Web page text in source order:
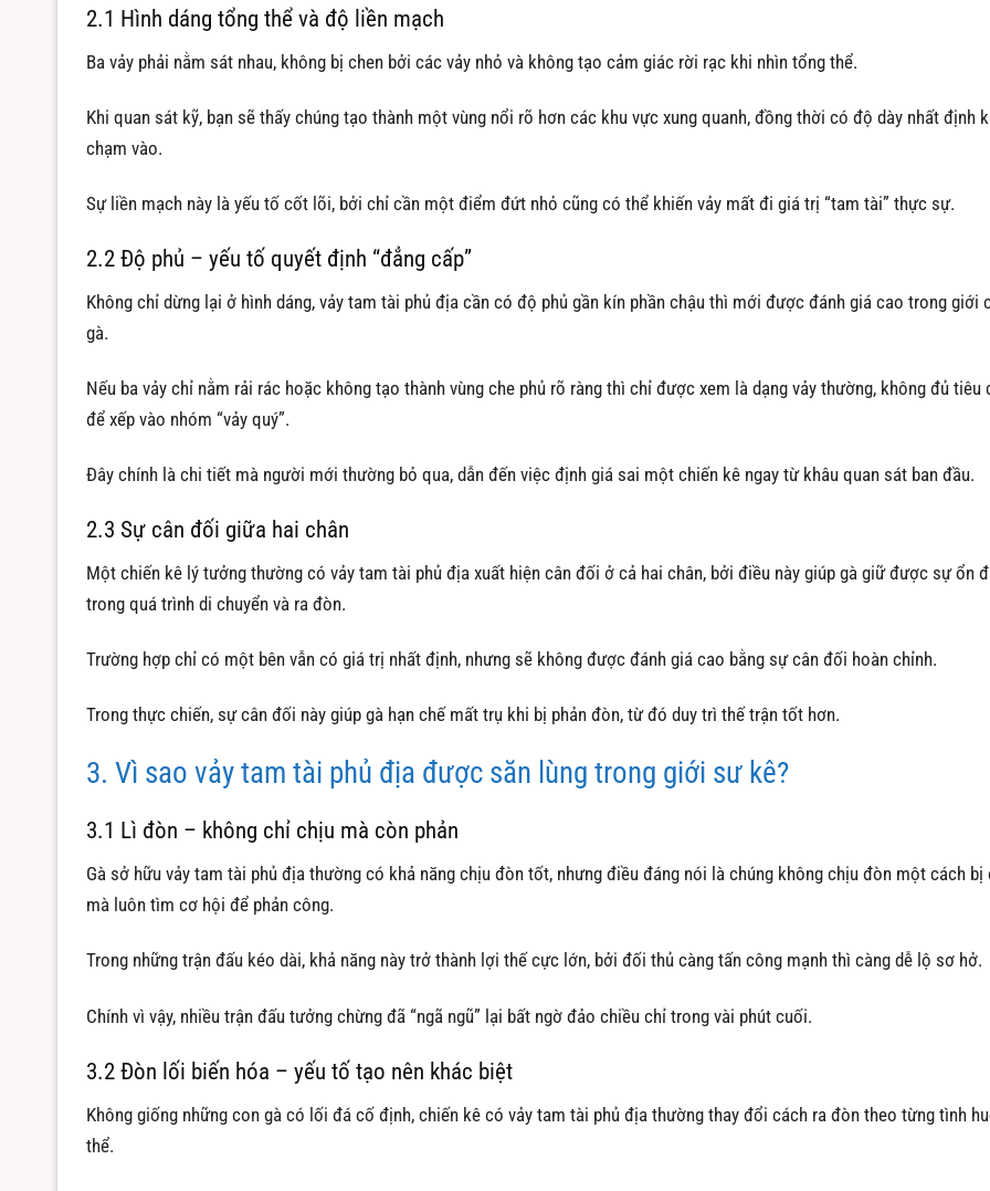
2.1 Hình dáng tổng thể và độ liền mạch
Ba vảy phải nằm sát nhau, không bị chen bởi các vảy nhỏ và không tạo cảm giác rời rạc khi nhìn tổng thể.
Khi quan sát kỹ, bạn sẽ thấy chúng tạo thành một vùng nổi rõ hơn các khu vực xung quanh, đồng thời có độ dày nhất định
chạm vào.
Sự liền mạch này là yếu tố cốt lõi, bởi chỉ cần một điểm đứt nhỏ cũng có thể khiến vảy mất đi giá trị “tam tài” thực sự.
2.2 Độ phủ – yếu tố quyết định “đẳng cấp”
Không chỉ dừng lại ở hình dáng, vảy tam tài phủ địa cần có độ phủ gần kín phần chậu thì mới được đánh giá cao trong giới
gà.
Nếu ba vảy chỉ nằm rải rác hoặc không tạo thành vùng che phủ rõ ràng thì chỉ được xem là dạng vảy thường, không đủ tiêu
để xếp vào nhóm “vảy quý”.
Đây chính là chi tiết mà người mới thường bỏ qua, dẫn đến việc định giá sai một chiến kê ngay từ khâu quan sát ban đầu.
2.3 Sự cân đối giữa hai chân
Một chiến kê lý tưởng thường có vảy tam tài phủ địa xuất hiện cân đối ở cả hai chân, bởi điều này giúp gà giữ được sự ổn
trong quá trình di chuyển và ra đòn.
Trường hợp chỉ có một bên vẫn có giá trị nhất định, nhưng sẽ không được đánh giá cao bằng sự cân đối hoàn chỉnh.
Trong thực chiến, sự cân đối này giúp gà hạn chế mất trụ khi bị phản đòn, từ đó duy trì thế trận tốt hơn.
3. Vì sao vảy tam tài phủ địa được săn lùng trong giới sư kê?
3.1 Lì đòn – không chỉ chịu mà còn phản
Gà sở hữu vảy tam tài phủ địa thường có khả năng chịu đòn tốt, nhưng điều đáng nói là chúng không chịu đòn một cách bị
mà luôn tìm cơ hội để phản công.
Trong những trận đấu kéo dài, khả năng này trở thành lợi thế cực lớn, bởi đối thủ càng tấn công mạnh thì càng dễ lộ sơ hở.
Chính vì vậy, nhiều trận đấu tưởng chừng đã “ngã ngũ” lại bất ngờ đảo chiều chỉ trong vài phút cuối.
3.2 Đòn lối biến hóa – yếu tố tạo nên khác biệt
Không giống những con gà có lối đá cố định, chiến kê có vảy tam tài phủ địa thường thay đổi cách ra đòn theo từng tình
thể.